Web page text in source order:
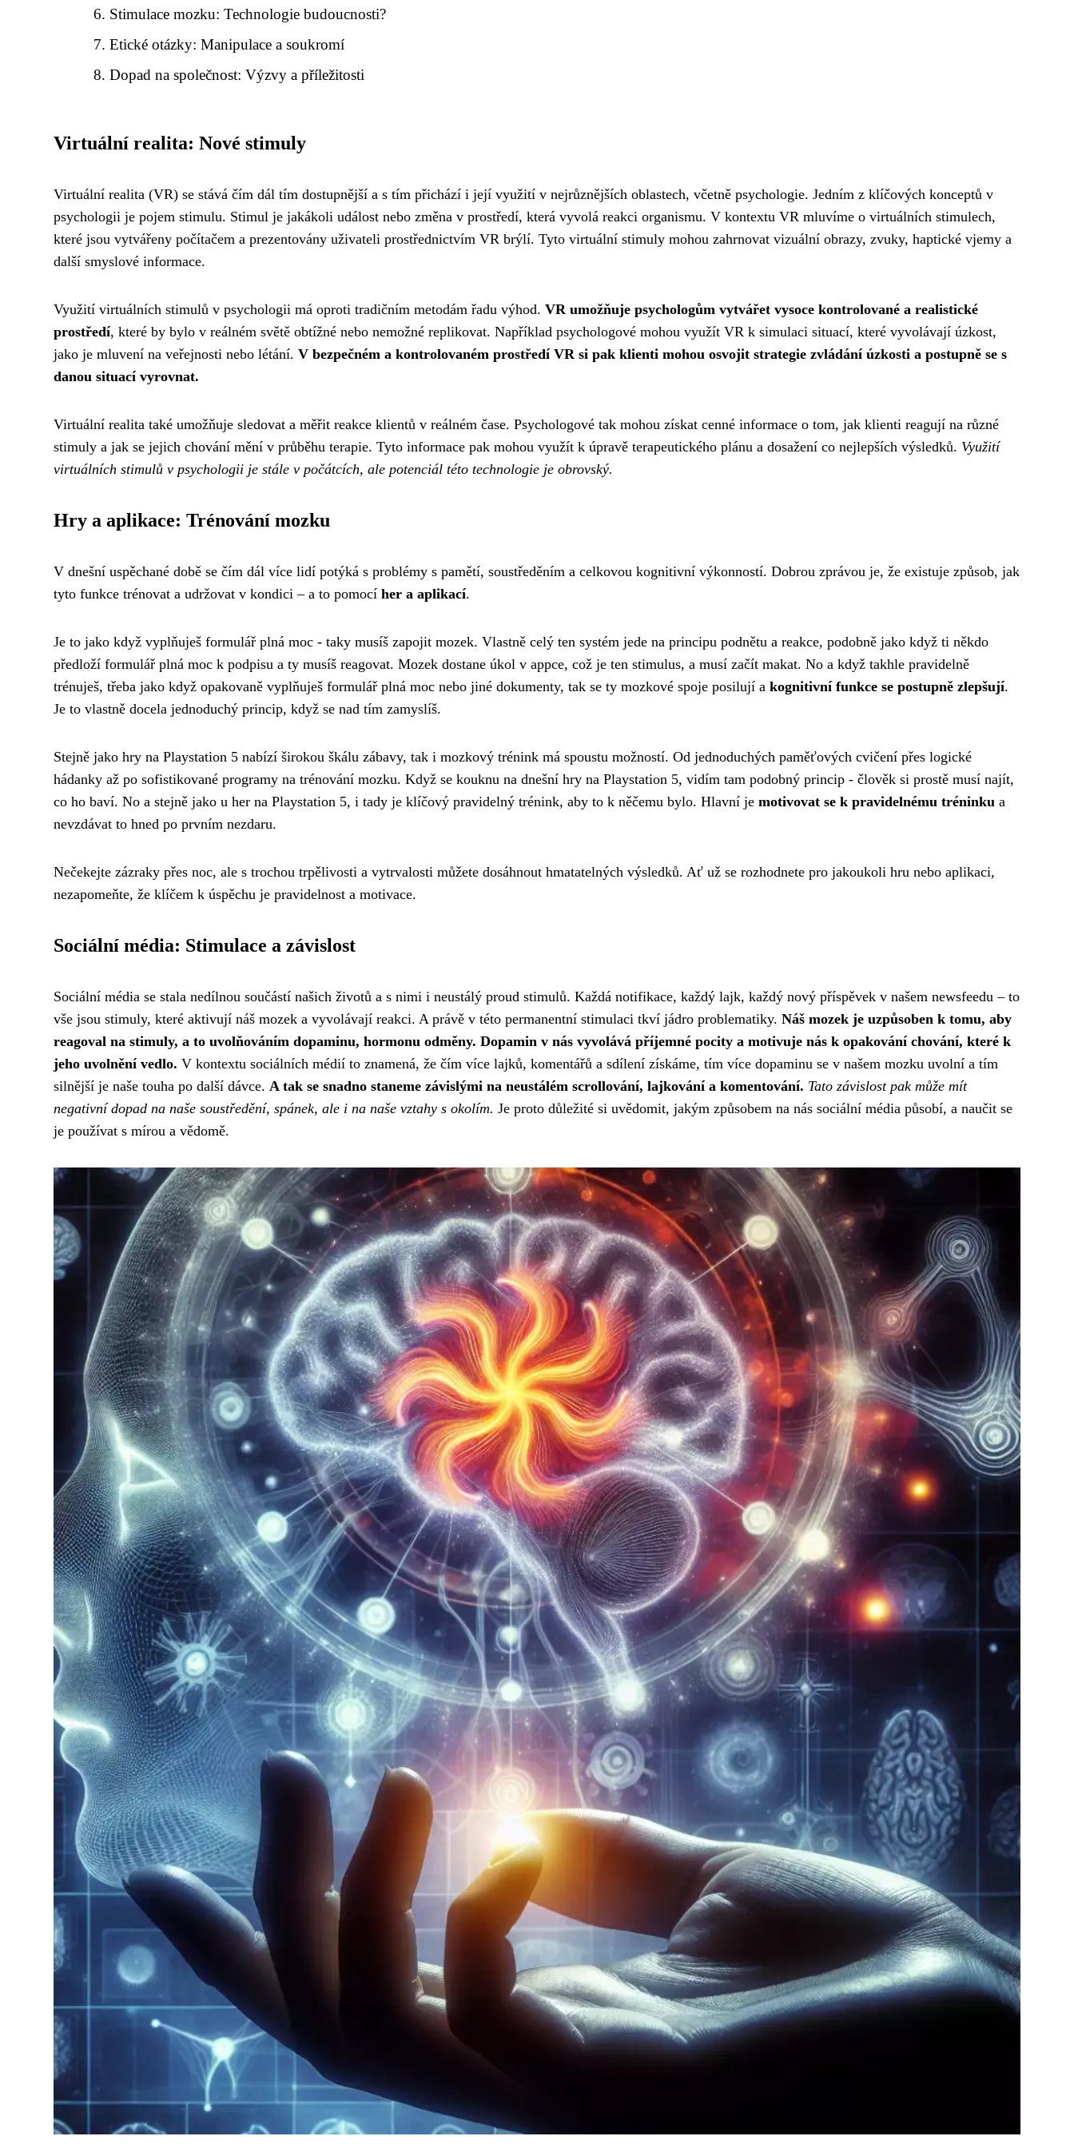
Stimulace mozku: Technologie budoucnosti?
Etické otázky: Manipulace a soukromí
Dopad na společnost: Výzvy a příležitosti
Virtuální realita: Nové stimuly
Virtuální realita (VR) se stává čím dál tím dostupnější a s tím přichází i její využití v nejrůznějších oblastech, včetně psychologie. Jedním z klíčových konceptů v
psychologii je pojem stimulu. Stimul je jakákoli událost nebo změna v prostředí, která vyvolá reakci organismu. V kontextu VR mluvíme o virtuálních stimulech,
které jsou vytvářeny počítačem a prezentovány uživateli prostřednictvím VR brýlí. Tyto virtuální stimuly mohou zahrnovat vizuální obrazy, zvuky, haptické vjemy a
další smyslové informace.
Využití virtuálních stimulů v psychologii má oproti tradičním metodám řadu výhod. VR umožňuje psychologům vytvářet vysoce kontrolované a realistické
prostředí, které by bylo v reálném světě obtížné nebo nemožné replikovat. Například psychologové mohou využít VR k simulaci situací, které vyvolávají úzkost,
jako je mluvení na veřejnosti nebo létání. V bezpečném a kontrolovaném prostředí VR si pak klienti mohou osvojit strategie zvládání úzkosti a postupně se s
danou situací vyrovnat.
Virtuální realita také umožňuje sledovat a měřit reakce klientů v reálném čase. Psychologové tak mohou získat cenné informace o tom, jak klienti reagují na různé
stimuly a jak se jejich chování mění v průběhu terapie. Tyto informace pak mohou využít k úpravě terapeutického plánu a dosažení co nejlepších výsledků. Využití
virtuálních stimulů v psychologii je stále v počátcích, ale potenciál této technologie je obrovský.
Hry a aplikace: Trénování mozku
V dnešní uspěchané době se čím dál více lidí potýká s problémy s pamětí, soustředěním a celkovou kognitivní výkonností. Dobrou zprávou je, že existuje způsob, jak
tyto funkce trénovat a udržovat v kondici – a to pomocí her a aplikací.
Je to jako když vyplňuješ formulář plná moc - taky musíš zapojit mozek. Vlastně celý ten systém jede na principu podnětu a reakce, podobně jako když ti někdo
předloží formulář plná moc k podpisu a ty musíš reagovat. Mozek dostane úkol v appce, což je ten stimulus, a musí začít makat. No a když takhle pravidelně
trénuješ, třeba jako když opakovaně vyplňuješ formulář plná moc nebo jiné dokumenty, tak se ty mozkové spoje posilují a kognitivní funkce se postupně zlepšují.
Je to vlastně docela jednoduchý princip, když se nad tím zamyslíš.
Stejně jako hry na Playstation 5 nabízí širokou škálu zábavy, tak i mozkový trénink má spoustu možností. Od jednoduchých paměťových cvičení přes logické
hádanky až po sofistikované programy na trénování mozku. Když se kouknu na dnešní hry na Playstation 5, vidím tam podobný princip - člověk si prostě musí najít,
co ho baví. No a stejně jako u her na Playstation 5, i tady je klíčový pravidelný trénink, aby to k něčemu bylo. Hlavní je motivovat se k pravidelnému tréninku a
nevzdávat to hned po prvním nezdaru.
Nečekejte zázraky přes noc, ale s trochou trpělivosti a vytrvalosti můžete dosáhnout hmatatelných výsledků. Ať už se rozhodnete pro jakoukoli hru nebo aplikaci,
nezapomeňte, že klíčem k úspěchu je pravidelnost a motivace.
Sociální média: Stimulace a závislost
Sociální média se stala nedílnou součástí našich životů a s nimi i neustálý proud stimulů. Každá notifikace, každý lajk, každý nový příspěvek v našem newsfeedu – to
vše jsou stimuly, které aktivují náš mozek a vyvolávají reakci. A právě v této permanentní stimulaci tkví jádro problematiky. Náš mozek je uzpůsoben k tomu, aby
reagoval na stimuly, a to uvolňováním dopaminu, hormonu odměny. Dopamin v nás vyvolává příjemné pocity a motivuje nás k opakování chování, které k
jeho uvolnění vedlo. V kontextu sociálních médií to znamená, že čím více lajků, komentářů a sdílení získáme, tím více dopaminu se v našem mozku uvolní a tím
silnější je naše touha po další dávce. A tak se snadno staneme závislými na neustálém scrollování, lajkování a komentování. Tato závislost pak může mít
negativní dopad na naše soustředění, spánek, ale i na naše vztahy s okolím. Je proto důležité si uvědomit, jakým způsobem na nás sociální média působí, a naučit se
je používat s mírou a vědomě.